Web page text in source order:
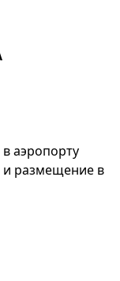
аэропорту
и размещение в